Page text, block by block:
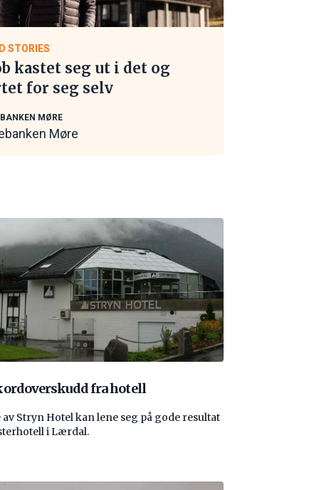
STORIES
kastet seg ut i det og
for seg selv
MØRE
Møre
fra hotell
av Stryn Hotel kan lene seg på gode resultat
i Lærdal.